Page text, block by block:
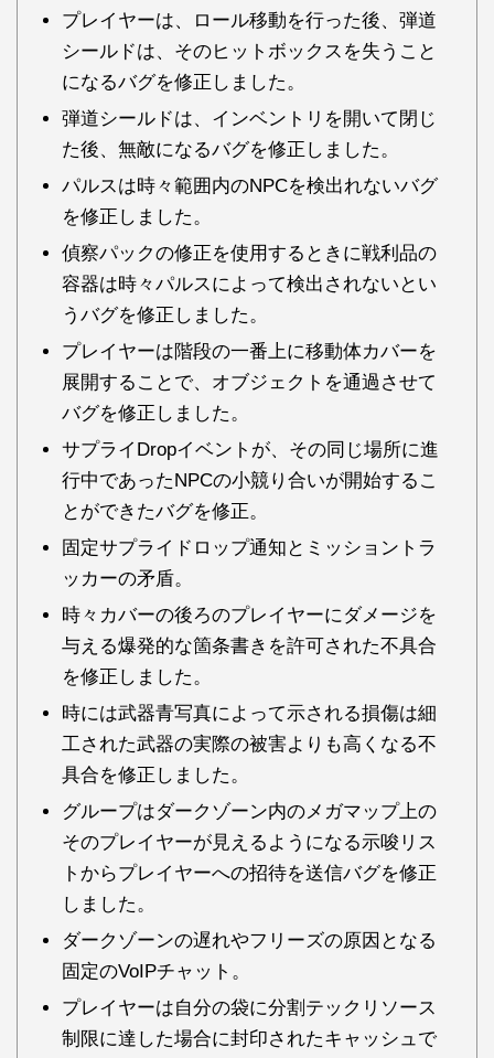
プレイヤーは、ロール移動を行った後、弾道
シールドは、そのヒットボックスを失うこと
になるバグを修正しました。
弾道シールドは、インベントリを開いて閉じ
た後、無敵になるバグを修正しました。
パルスは時々範囲内のNPCを検出れないバグ
を修正しました。
偵察パックの修正を使用するときに戦利品の
容器は時々パルスによって検出されないとい
うバグを修正しました。
プレイヤーは階段の一番上に移動体カバーを
展開することで、オブジェクトを通過させて
バグを修正しました。
サプライDropイベントが、その同じ場所に進
行中であったNPCの小競り合いが開始するこ
とができたバグを修正。
固定サプライドロップ通知とミッショントラ
ッカーの矛盾。
時々カバーの後ろのプレイヤーにダメージを
与える爆発的な箇条書きを許可された不具合
を修正しました。
時には武器青写真によって示される損傷は細
工された武器の実際の被害よりも高くなる不
具合を修正しました。
グループはダークゾーン内のメガマップ上の
そのプレイヤーが見えるようになる示唆リス
トからプレイヤーへの招待を送信バグを修正
しました。
ダークゾーンの遅れやフリーズの原因となる
固定のVoIPチャット。
プレイヤーは自分の袋に分割テックリソース
制限に達した場合に封印されたキャッシュで